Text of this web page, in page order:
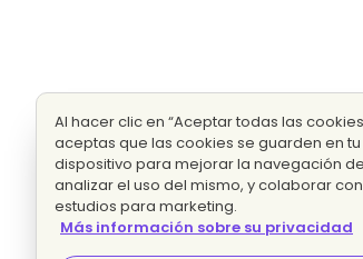
Al hacer clic en “Aceptar todas las
aceptas que las cookies se guarden en tu
dispositivo para mejorar la navegación
analizar el uso del mismo, y colaborar
estudios para marketing.
Más información sobre su privacidad